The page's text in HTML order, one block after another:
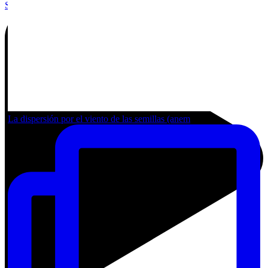
Share by Email
La dispersión por el viento de las semillas (anem